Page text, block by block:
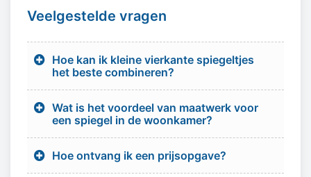
Veelgestelde vragen
Hoe kan ik kleine vierkante spiegeltjes
het beste combineren?
Wat is het voordeel van maatwerk voor
een spiegel in de woonkamer?
Hoe ontvang ik een prijsopgave?